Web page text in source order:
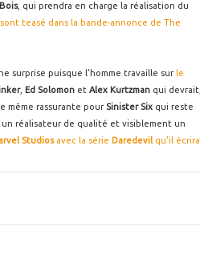
, qui prendra en charge la réalisation du
teasé dans la bande-annonce de The
surprise puisque l'homme travaille sur le
, Ed Solomon et Alex Kurtzman qui devrait,
même rassurante pour Sinister Six qui reste
un réalisateur de qualité et visiblement un
Studiosavec la série Daredevil qu'il écrira